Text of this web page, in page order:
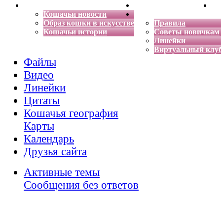
Кошачьи новости
Образ кошки в искусстве
Кошачьи истории
Энциклопедия кошек
Правила
Советы новичкам
Линейки
Виртуальный
Файлы
Видео
Линейки
Цитаты
Кошачья география
Карты
Календарь
Друзья сайта
Активные темы
Сообщения без ответов